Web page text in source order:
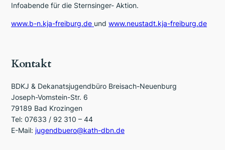
Infoabende für die Sternsinger- Aktion.
www.b-n.kja-freiburg.de und www.neustadt.kja-freiburg.de
Kontakt
BDKJ & Dekanatsjugendbüro Breisach-Neuenburg
Joseph-Vomstein-Str. 6
79189 Bad Krozingen
Tel: 07633 / 92 310 – 44
E-Mail: jugendbuero@kath-dbn.de